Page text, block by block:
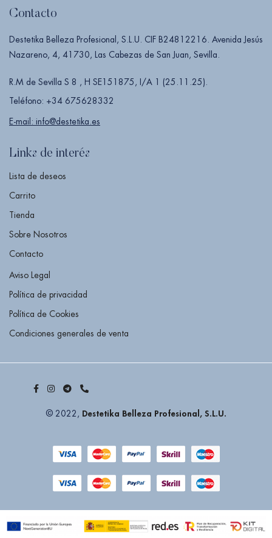
Contacto
Destetika Belleza Profesional, S.L.U. CIF B24812216. Avenida Jesús
Nazareno, 4, 41730, Las Cabezas de San Juan, Sevilla.
R.M de Sevilla S 8 , H SE151875, I/A 1 (25.11.25).
Teléfono: +34 675628332
E-mail: info@destetika.es
Links de interés
Lista de deseos
Carrito
Tienda
Sobre Nosotros
Contacto
Aviso Legal
Política de privacidad
Política de Cookies
Condiciones generales de venta
© 2022, Destetika Belleza Profesional, S.L.U.